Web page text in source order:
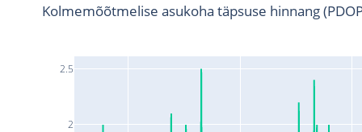
2
2.5
Kolmemõõtmelise asukoha täpsuse hinnang